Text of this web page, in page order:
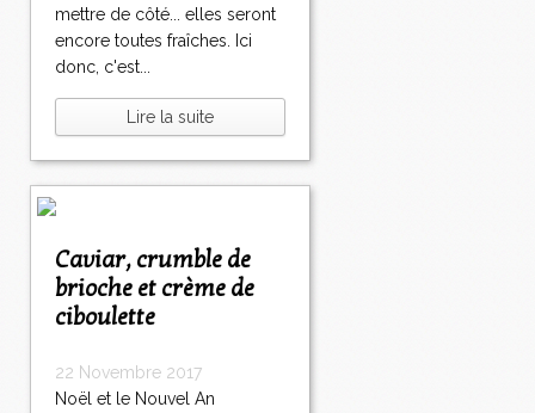
mettre de côté... elles seront
encore toutes fraîches. Ici
donc, c'est...
Lire la suite
Caviar, crumble de
brioche et crème de
ciboulette
22 Novembre 2017
Noël et le Nouvel An